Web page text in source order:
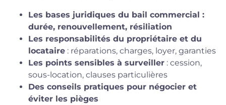
Les bases juridiques du bail commercial :
durée, renouvellement, résiliation
Les responsabilités du propriétaire et du
locataire : réparations, charges, loyer, garanties
Les points sensibles à surveiller : cession,
sous-location, clauses particulières
Des conseils pratiques pour négocier et
éviter les pièges